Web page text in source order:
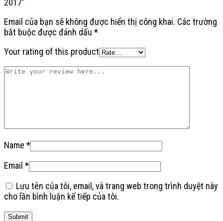
2017”
Email của bạn sẽ không được hiển thị công khai. Các trường
bắt buộc được đánh dấu *
Your rating of this product
Name *
Email *
Lưu tên của tôi, email, và trang web trong trình duyệt này
cho lần bình luận kế tiếp của tôi.